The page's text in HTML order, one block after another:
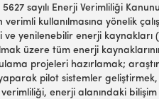
sayılı Enerji Verimliliği
kullanılmasına yönelik
ve yenilenebilir enerji
üzere tüm enerji
projeleri hazırlamak;
pilot sistemler geliştirmek,
enerji alanındaki